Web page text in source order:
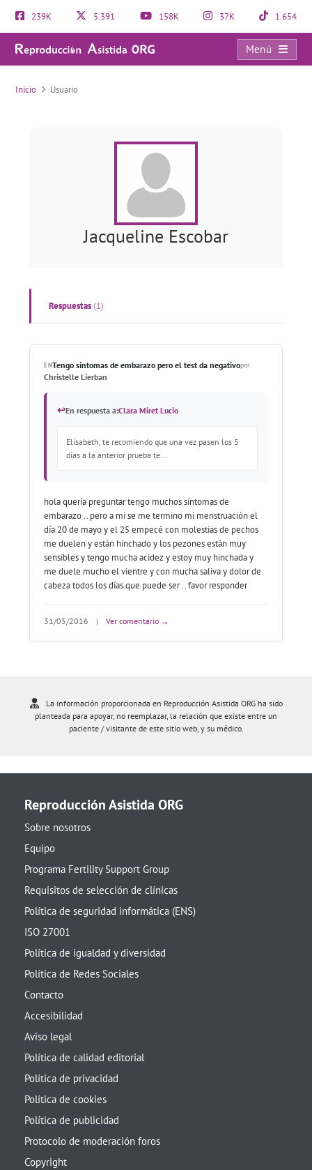
239K 5.391 158K 37K 1.654
Menú
Usuario
Inicio Usuario
Jacqueline Escobar
Respuestas(1)
ENTengo síntomas de embarazo pero el test da negativopor
Christelle Lierban
↩En respuesta a:Clara Miret Lucio
Elisabeth, te recomiendo que una vez pasen los 5
días a la anterior prueba te...
hola quería preguntar tengo muchos síntomas de
embarazo .. pero a mi se me termino mi menstruación el
día 20 de mayo y el 25 empecé con molestias de pechos
me duelen y están hinchado y los pezones están muy
sensibles y tengo mucha acidez y estoy muy hinchada y
me duele mucho el vientre y con mucha saliva y dolor de
cabeza todos los días que puede ser .. favor responder
31/05/2016 | Ver comentario →
La información proporcionada en Reproducción Asistida ORG ha sido
planteada para apoyar, no reemplazar, la relación que existe entre un
paciente / visitante de este sitio web, y su médico.
Reproducción Asistida ORG
Sobre nosotros
Equipo
Programa Fertility Support Group
Requisitos de selección de clínicas
Política de seguridad informática (ENS)
ISO 27001
Política de igualdad y diversidad
Política de Redes Sociales
Contacto
Accesibilidad
Aviso legal
Política de calidad editorial
Política de privacidad
Política de cookies
Política de publicidad
Protocolo de moderación foros
Copyright